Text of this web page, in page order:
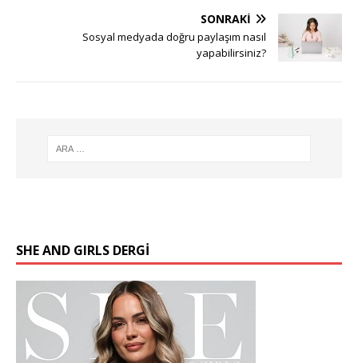
SONRAKI
Sosyal medyada doğru paylaşım nasıl
yapabilirsiniz?
SHE AND GIRLS DERGİ